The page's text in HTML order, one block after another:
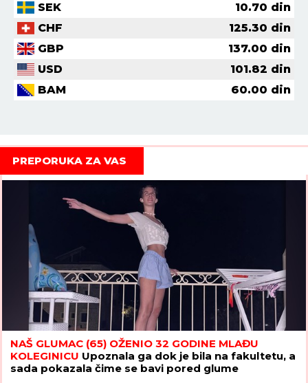
SEK
10.70 din
CHF
125.30 din
GBP
137.00 din
USD
101.82 din
BAM
60.00 din
PREPORUKA ZA VAS
NAŠ GLUMAC (65) OŽENIO 32 GODINE MLAĐU
KOLEGINICU Upoznala ga dok je bila na fakultetu, a
sada pokazala čime se bavi pored glume